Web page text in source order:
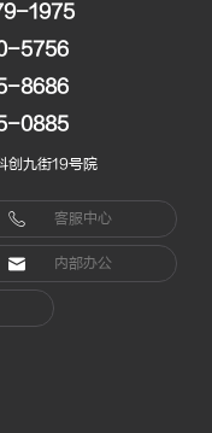
1975
5756
8686
0885
创九街19号院
客服中心
内部办公